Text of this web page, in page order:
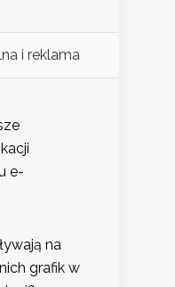
i reklama
e-
na
grafik w